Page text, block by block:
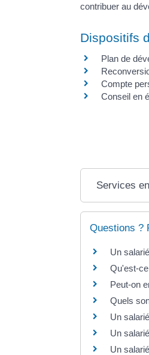
contribuer au
Dispositifs
Plan de
Compte
Conseil en
Services
Questions ?
Un
Qu'est-
Peut-on
Quels
Un
Un
Un